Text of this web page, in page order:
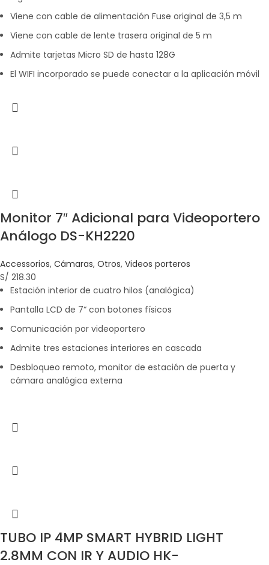
Viene con cable de alimentación Fuse original de 3,5 m
Viene con cable de lente trasera original de 5 m
Admite tarjetas Micro SD de hasta 128G
El WIFI incorporado se puede conectar a la aplicación móvil
Monitor 7″ Adicional para Videoportero
Análogo DS-KH2220
Accessorios, Cámaras, Otros, Videos porteros
S/ 218.30
Estación interior de cuatro hilos (analógica)
Pantalla LCD de 7“ con botones físicos
Comunicación por videoportero
Admite tres estaciones interiores en cascada
Desbloqueo remoto, monitor de estación de puerta y
cámara analógica externa
TUBO IP 4MP SMART HYBRID LIGHT
2.8MM CON IR Y AUDIO HK-